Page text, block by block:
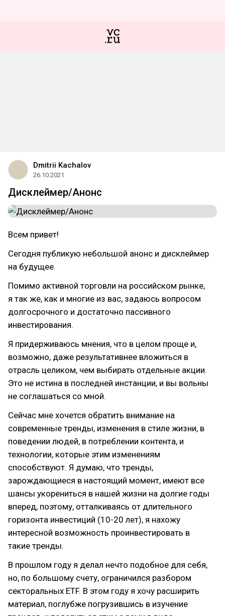
Dmitrii Kachalov
26.10.2021
Дисклеймер/Анонс
Всем привет!
Сегодня публикую небольшой анонс и дисклеймер
на будущее.
Помимо активной торговли на российском рынке,
я так же, как и многие из вас, задаюсь вопросом
долгосрочного и достаточно пассивного
инвестирования.
Я придерживаюсь мнения, что в целом проще и,
возможно, даже результативнее вложиться в
отрасль целиком, чем выбирать отдельные акции.
Это не истина в последней инстанции, и вы вольны
не соглашаться со мной.
Сейчас мне хочется обратить внимание на
современные тренды, изменения в стиле жизни, в
поведении людей, в потреблении контента, и
технологии, которые этим изменениям
способствуют. Я думаю, что тренды,
зарождающиеся в настоящий момент, имеют все
шансы укорениться в нашей жизни на долгие годы
вперед, поэтому, отталкиваясь от длительного
горизонта инвестиций (10-20 лет), я нахожу
интересной возможность проинвестировать в
такие тренды.
В прошлом году я делал нечто подобное для себя,
но, по большому счету, ограничился разбором
секторальных ETF. В этом году я хочу расширить
материал, поглубже погрузившись в изучение